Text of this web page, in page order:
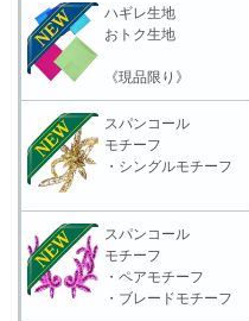
ハギレ生地
おトク生地
《現品限り》
スパンコール
モチーフ
・シングルモチーフ
スパンコール
モチーフ
・ペアモチーフ
・ブレードモチーフ